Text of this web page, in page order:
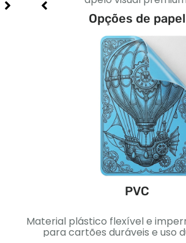
Opções de papel
PVC
Material plástico flexível e
para cartões duráveis ​​e uso